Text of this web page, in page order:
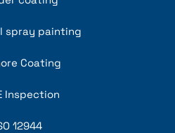
spray painting
Coating
Inspection
12944